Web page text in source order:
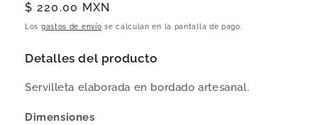
Precio
habitual
$ 220.00 MXN
Los gastos de envío se calculan en la pantalla de pago.
Detalles del producto
Servilleta elaborada en bordado artesanal.
Dimensiones